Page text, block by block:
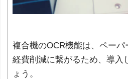
複合機のOCR機能は、ペー
経費削減に繋がるため、導入
ょう。